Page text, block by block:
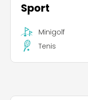
Sport
Minigolf
Tenis